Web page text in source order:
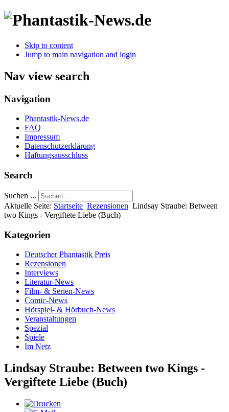
Skip to content
Jump to main navigation and login
Nav view search
Navigation
Phantastik-News.de
FAQ
Impressum
Datenschutzerklärung
Haftungsausschluss
Search
Suchen ...
Aktuelle Seite: Startseite Rezensionen Lindsay Straube: Between
two Kings - Vergiftete Liebe (Buch)
Kategorien
Deutscher Phantastik Preis
Rezensionen
Interviews
Literatur-News
Film- & Serien-News
Comic-News
Hörspiel- & Hörbuch-News
Veranstaltungen
Spezial
Spiele
Im Netz
Lindsay Straube: Between two Kings -
Vergiftete Liebe (Buch)